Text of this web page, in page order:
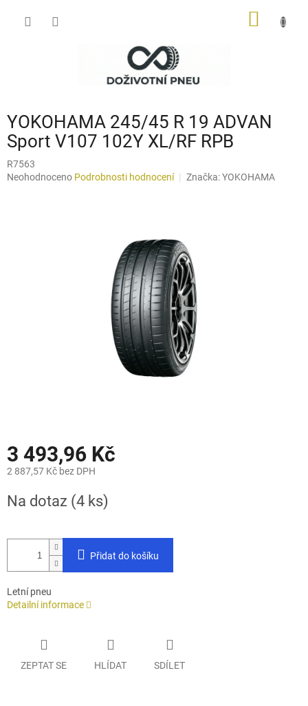
YOKOHAMA 245/45 R 19 ADVAN
Sport V107 102Y XL/RF RPB
R7563
Průměrné
Neohodnoceno Podrobnosti hodnocení Značka:YOKOHAMA
3 493,96 Kč
2 887,57 Kč bez DPH
cena:
Na dotaz (4 ks)
Přidat do košíku
Letní pneu
Detailní informace
ZEPTAT SE HLÍDAT SDÍLET